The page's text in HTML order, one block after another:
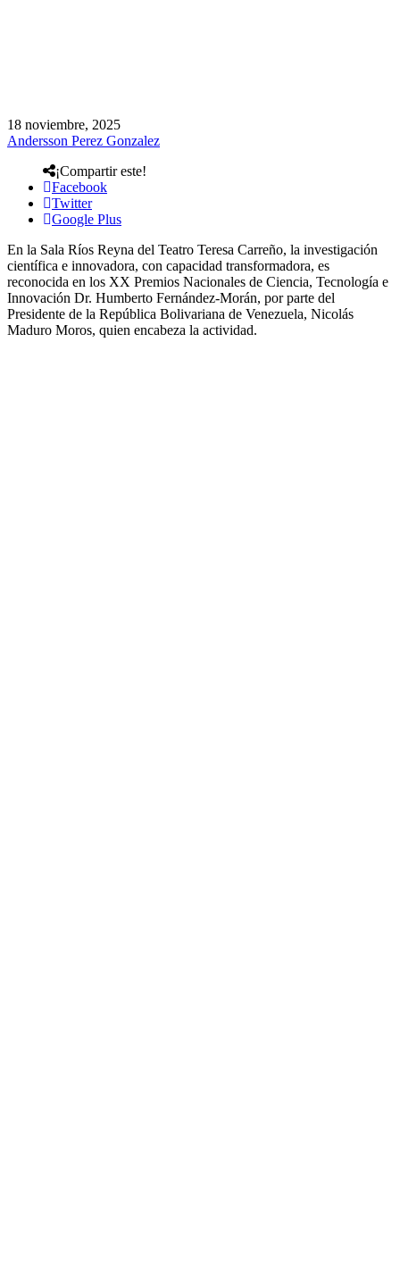
18 noviembre, 2025
Andersson Perez Gonzalez
¡Compartir este!
Facebook
Twitter
Google Plus
En la Sala Ríos Reyna del Teatro Teresa Carreño, la investigación
científica e innovadora, con capacidad transformadora, es
reconocida en los XX Premios Nacionales de Ciencia, Tecnología e
Innovación Dr. Humberto Fernández-Morán, por parte del
Presidente de la República Bolivariana de Venezuela, Nicolás
Maduro Moros, quien encabeza la actividad.